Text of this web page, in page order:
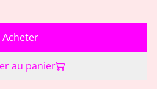
Acheter
au panier